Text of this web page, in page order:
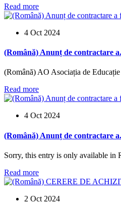
Read more
4 Oct 2024
(Română) Anunț de contractare
(Română) AO Asociația de
Read more
4 Oct 2024
(Română) Anunț de contractare
Sorry, this entry is only available in
Read more
2 Oct 2024